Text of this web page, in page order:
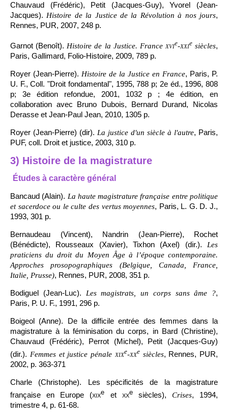
Chauvaud (Frédéric), Petit (Jacques-Guy), Yvorel (Jean-
Jacques). Histoire de la Justice de la Révolution à nos jours,
Rennes, PUR, 2007, 248 p.
Garnot (Benoît). Histoire de la Justice. France xvie-xxiesiècles,
Paris, Gallimard, Folio-Histoire, 2009, 789 p.
Royer (Jean-Pierre). Histoire de la Justice en France, Paris, P.
U. F., Coll. "Droit fondamental", 1995, 788 p; 2e éd., 1996, 808
p; 3e édition refondue, 2001, 1032 p ; 4e édition, en
collaboration avec Bruno Dubois, Bernard Durand, Nicolas
Derasse et Jean-Paul Jean, 2010, 1305 p.
Royer (Jean-Pierre) (dir). La justice d'un siècle à l'autre, Paris,
PUF, coll. Droit et justice, 2003, 310 p.
3) Histoire de la magistrature
Études à caractère général
Bancaud (Alain). La haute magistrature française entre politique
et sacerdoce ou le culte des vertus moyennes, Paris, L. G. D. J.,
1993, 301 p.
Bernaudeau (Vincent), Nandrin (Jean-Pierre), Rochet
(Bénédicte), Rousseaux (Xavier), Tixhon (Axel) (dir.). Les
praticiens du droit du Moyen Âge à l’époque contemporaine.
Approches prosopographiques (Belgique, Canada, France,
Italie, Prusse), Rennes, PUR, 2008, 351 p.
Bodiguel (Jean-Luc). Les magistrats, un corps sans âme ?,
Paris, P. U. F., 1991, 296 p.
Boigeol (Anne). De la difficile entrée des femmes dans la
magistrature à la féminisation du corps, in Bard (Christine),
Chauvaud (Frédéric), Perrot (Michel), Petit (Jacques-Guy)
(dir.). Femmes et justice pénale xixe-xxesiècles, Rennes, PUR,
2002, p. 363-371
Charle (Christophe). Les spécificités de la magistrature
française en Europe (xixe et xxesiècles), Crises, 1994,
trimestre 4, p. 61-68.